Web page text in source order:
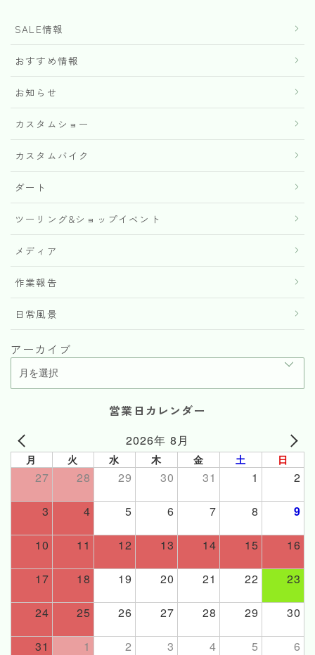
SALE情報
おすすめ情報
お知らせ
カスタムショー
カスタムバイク
ダート
ツーリング&ショップイベント
メディア
作業報告
日常風景
アーカイブ
営業日カレンダー
2026年 8月
月 火 水 木 金 土 日
27 28 29 30 31 1 2
3 4 5 6 7 8 9
10 11 12 13 14 15 16
17 18 19 20 21 22 23
24 25 26 27 28 29 30
31 1 2 3 4 5 6